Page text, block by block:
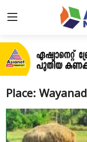
Home
Contact
News
Place: Wayanad